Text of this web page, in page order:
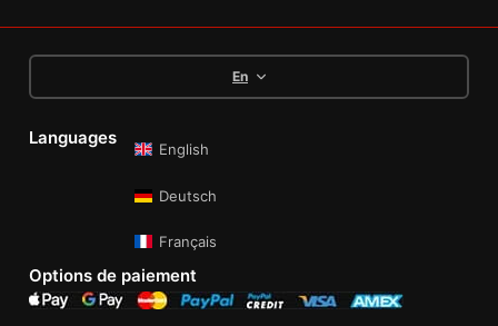
En
Languages
English
Deutsch
Français
Options de paiement